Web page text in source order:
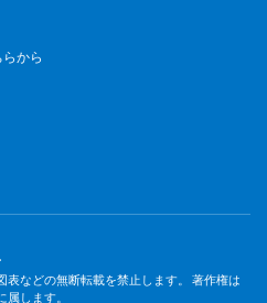
から
などの無断転載を禁止します。 著作権は
します。